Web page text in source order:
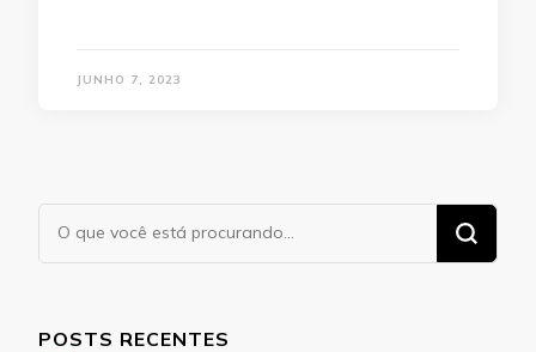
JUNHO 7, 2023
Procurando
algo?
POSTS RECENTES